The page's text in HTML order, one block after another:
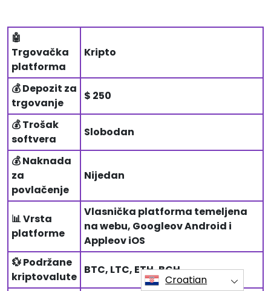
🤖
Trgovačka
platforma
Kripto
💰 Depozit za
trgovanje
$ 250
💰 Trošak
softvera
Slobodan
💰 Naknada
za
povlačenje
Nijedan
📊 Vrsta
platforme
Vlasnička platforma temeljena
na webu, Googleov Android i
Appleov iOS
💱 Podržane
kriptovalute
BTC, LTC, ETH, BCH
Croatian